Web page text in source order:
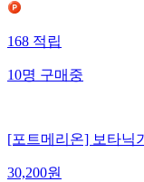
168 적립
10명 구매중
[포트메리온] 보타닉
30,200원